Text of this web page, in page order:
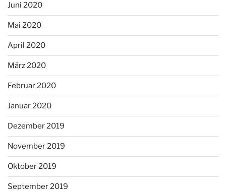
Juni 2020
Mai 2020
April 2020
März 2020
Februar 2020
Januar 2020
Dezember 2019
November 2019
Oktober 2019
September 2019